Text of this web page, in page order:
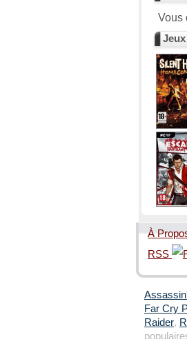
Vous
À
RSS
Far Cry
Raider,